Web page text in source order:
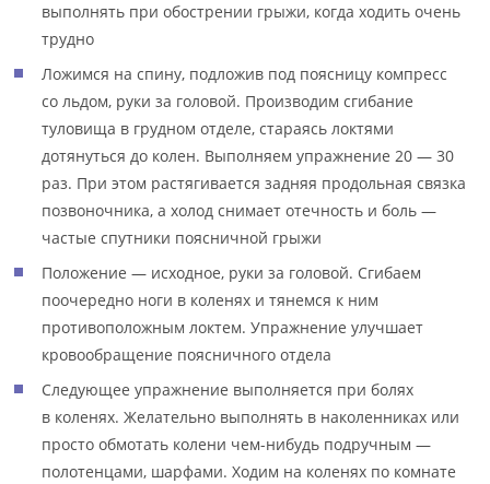
выполнять при обострении грыжи, когда ходить очень
трудно
Ложимся на спину, подложив под поясницу компресс
со льдом, руки за головой. Производим сгибание
туловища в грудном отделе, стараясь локтями
дотянуться до колен. Выполняем упражнение 20 — 30
раз. При этом растягивается задняя продольная связка
позвоночника, а холод снимает отечность и боль —
частые спутники поясничной грыжи
Положение — исходное, руки за головой. Сгибаем
поочередно ноги в коленях и тянемся к ним
противоположным локтем. Упражнение улучшает
кровообращение поясничного отдела
Следующее упражнение выполняется при болях
в коленях. Желательно выполнять в наколенниках или
просто обмотать колени чем-нибудь подручным —
полотенцами, шарфами. Ходим на коленях по комнате